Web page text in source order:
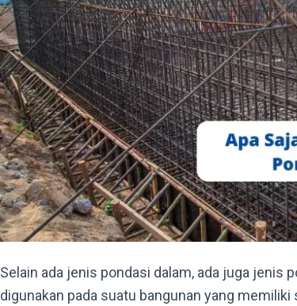
Selain ada jenis pondasi dalam, ada juga jenis
digunakan pada suatu bangunan yang